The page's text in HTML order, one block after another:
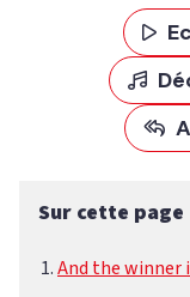
Sur cette page
And the